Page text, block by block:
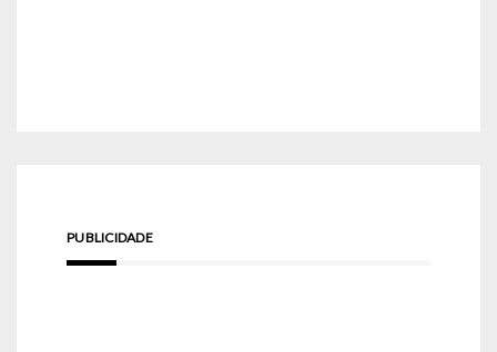
PUBLICIDADE